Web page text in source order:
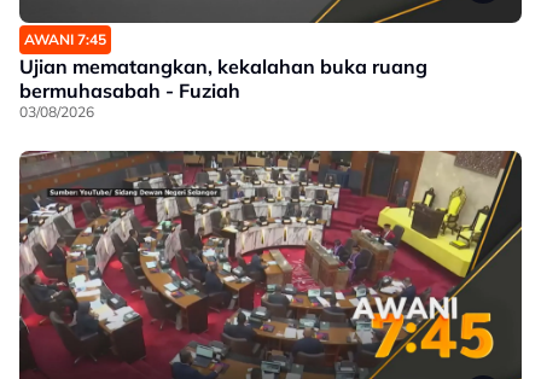
AWANI 7:45
Ujian mematangkan, kekalahan buka ruang
bermuhasabah - Fuziah
03/08/2026